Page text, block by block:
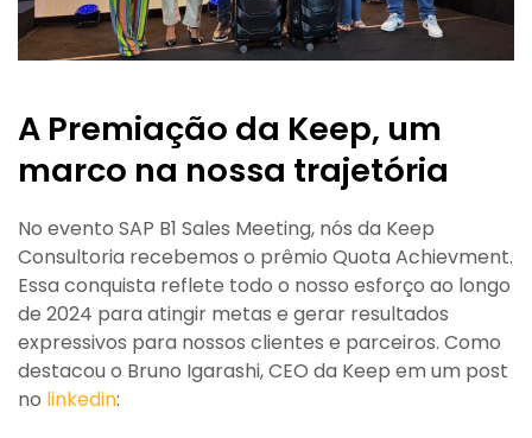
A Premiação da Keep, um
marco na nossa trajetória
No evento SAP B1 Sales Meeting, nós da Keep
Consultoria recebemos o prêmio Quota Achievment.
Essa conquista reflete todo o nosso esforço ao longo
de 2024 para atingir metas e gerar resultados
expressivos para nossos clientes e parceiros. Como
destacou o Bruno Igarashi, CEO da Keep em um post
no linkedin: